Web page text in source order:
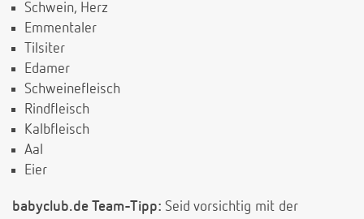
Schwein, Herz
Emmentaler
Tilsiter
Edamer
Schweinefleisch
Rindfleisch
Kalbfleisch
Aal
Eier
babyclub.de Team-Tipp: Seid vorsichtig mit der